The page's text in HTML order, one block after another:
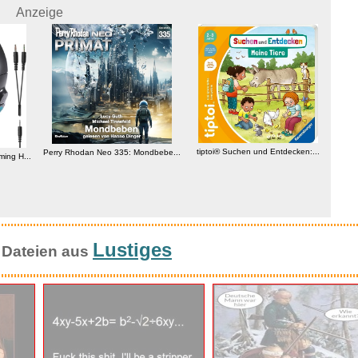
Anzeige
H... Perry Rhodan Neo 335: Mondbebe... tiptoi® Suchen und Entdecken:...
aus Lustiges